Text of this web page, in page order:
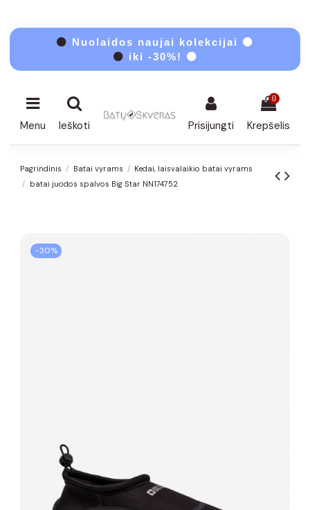
⚫ Nuolaidos naujai kolekcijai ⚫
⚫ iki -30%! ⚫
Menu Ieškoti Prisijungti
0
Krepšelis
Pagrindinis Batai vyrams
Kedai, laisvalaikio batai vyrams
batai juodos spalvos Big Star NN174752
−30%